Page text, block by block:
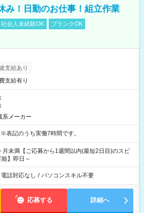
み！日勤のお仕事！組立作業
社会人未経験OK
ブランクOK
支給あり
支給有り
系メーカー
8:30～16:30 ※表記のうち実働7時間です。
月未満【ご応募から1週間以内(最短2日目)のスピ
】即日～
電話対応なし / パソコンスキル不要
応募する 詳細へ